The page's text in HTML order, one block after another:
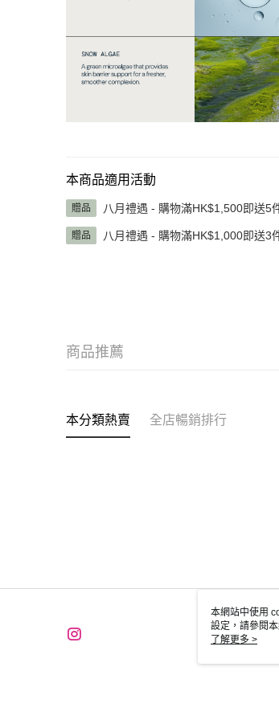
本商品適用活動
贈品 八月禮遇 - 購物滿HK$1,500即送5
贈品 八月禮遇 - 購物滿HK$1,000即送3
商品推薦
本分類熱賣 全店暢銷排行
本網站中使用
設定，請參閱本
用 cookie。
了解更多 >